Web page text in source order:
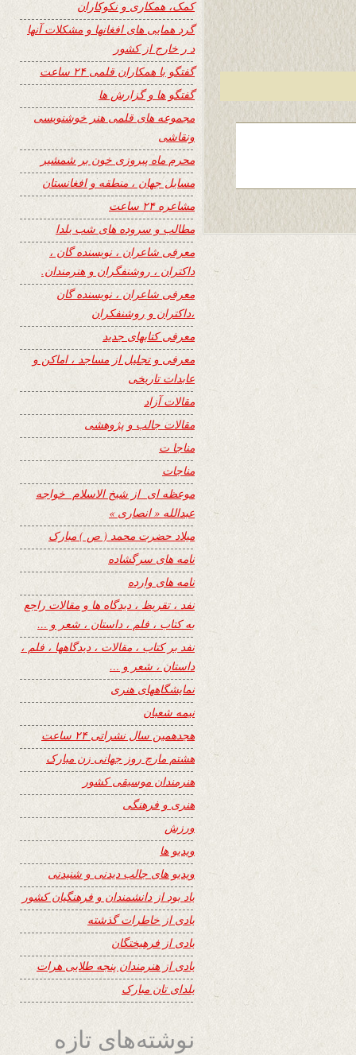
کمک، همکاری و نکوکاران
گرد همایی های افغانها و مشکلات آنها
د ر خارج از کشور
گفتگو با همکاران قلمی ۲۴ ساعت
گفتگو ها و گزارش ها
مجموعه های قلمی هنر خوشنویسی
ونقاشی
محرم ماه پیروزی خون بر شمشیر
مسایل جهان ، منطقه و افغانستان
مشاعره ۲۴ ساعت
مطالب و سروده های شب یلدا
معرفی شاعران ، نویسنده گان ،
داکتران ، روشنفگران و هنرمندان.
معرفی شاعران ، نویسنده گان
،داکتران و روشنفکران
معرفی کتابهای جدید
معرفی و تجلیل از مساجد ، اماکن و
عابدات تاریخی
مقالات آزاد
مقالات جالب و پژوهشی
مناجا ت
مناجات
موعظه ای از شیخ الاسلام خواجه
عبدالله « انصاری »
میلاد حضرت محمد ( ص ) مبارک
نامه های سرگشاده
نامه های وارده
نفد ، تقریظ ، دیدگاه ها و مقالات راجع
به کتاب ، فلم ، داستان ، شعر و …
نفد بر کتاب ، مقالات ، دیدگاهها ، فلم ،
داستان ، شعر و …
نمایشگاههای هنری
نیمه شعبان
هجدهمین سال نشراتی ۲۴ ساعت
هشتم مارچ روز جهانی زن مبارک
هنرمندان موسیقی کشور
هنری و فرهنگی
ورزش
ویدیو ها
ویدیو های جالب دیدنی و شنیدنی
یاد بود از دانشمندان و فرهنگیان کشور
یادی از خاطرات گذشته
یادی از فرهیختگان
یادی از هنرمندان پنجه طلایی هرات
یلدای تان مبارک
نوشته‌های تازه